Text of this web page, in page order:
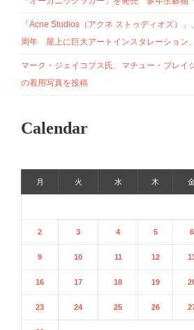
「Acne Studios（アクネ ストゥディオズ）
周年 屋上に巨大アートインスタレーション
マーク・ジェイコブス氏、マチュー・ブレイ
の着用写真を投稿
Calendar
月 火 水 木
2 3 4 5 6
9 10 11 12
16 17 18 19
23 24 25 26